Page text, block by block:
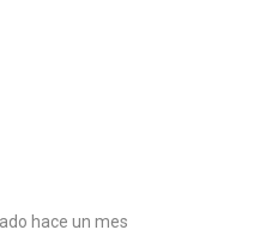
hace un mes